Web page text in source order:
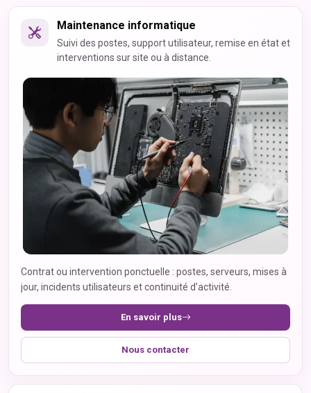
Maintenance informatique
Suivi des postes, support utilisateur, remise en état et
interventions sur site ou à distance.
Contrat ou intervention ponctuelle : postes, serveurs, mises à
jour, incidents utilisateurs et continuité d’activité.
En savoir plus
Nous contacter